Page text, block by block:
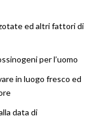
ed altri fattori di
per l’uomo
in luogo fresco ed
data di